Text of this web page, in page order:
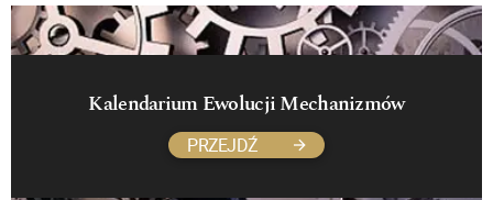
Kalendarium Ewolucji Mechanizmów
PRZEJDŹ